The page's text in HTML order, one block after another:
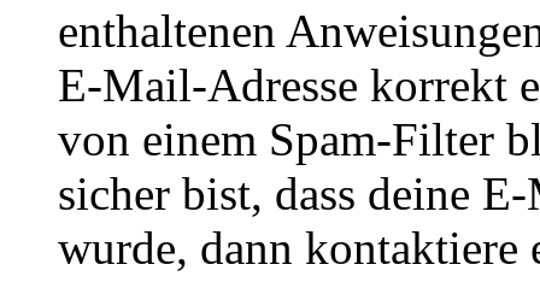
enthaltenen
E-Mail-Adresse korrekt
von einem Spam-Filter
sicher bist, dass deine
wurde, dann kontaktiere